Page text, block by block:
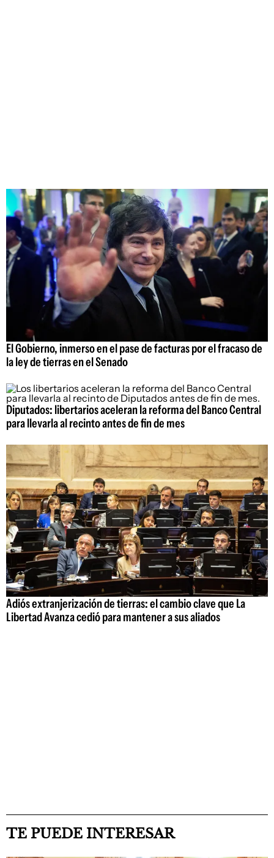
El Gobierno, inmerso en el pase de facturas por el fracaso de
la ley de tierras en el Senado
Diputados: libertarios aceleran la reforma del Banco Central
para llevarla al recinto antes de fin de mes
Adiós extranjerización de tierras: el cambio clave que La
Libertad Avanza cedió para mantener a sus aliados
TE PUEDE INTERESAR